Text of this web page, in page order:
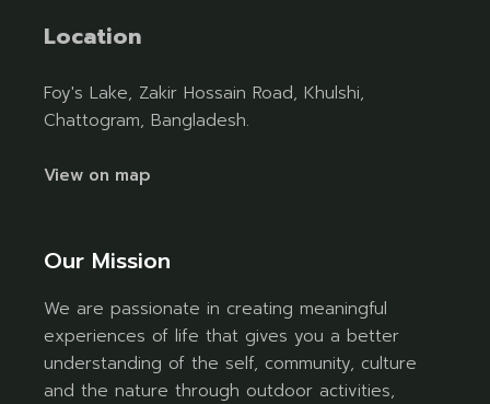
Location
Foy's Lake, Zakir Hossain Road, Khulshi,
Chattogram, Bangladesh.
View on map
Our Mission
We are passionate in creating meaningful
experiences of life that gives you a better
understanding of the self, community, culture
and the nature through outdoor activities,